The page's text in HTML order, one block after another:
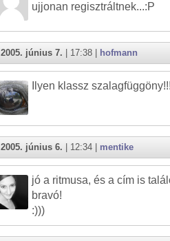
ujjonan regisztráltnek...:P
2005. június 7. | 17:38 | hofmann
Ilyen klassz
2005. június 6. | 12:34 | mentike
jó a ritmusa, és a cím is
bravó!
:)))